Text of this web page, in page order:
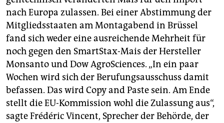
genossenschaft
epaper login
nach Europa zulassen. Bei einer Abstimmung der
Mitgliedsstaaten am Montagabend in Brüssel
fand sich weder eine ausreichende Mehrheit für
noch gegen den SmartStax-Mais der Hersteller
Monsanto und Dow AgroSciences. „In ein paar
Wochen wird sich der Berufungsausschuss damit
befassen. Das wird Copy and Paste sein. Am Ende
stellt die EU-Kommission wohl die Zulassung aus“,
sagte Frédéric Vincent, Sprecher der Behörde, der